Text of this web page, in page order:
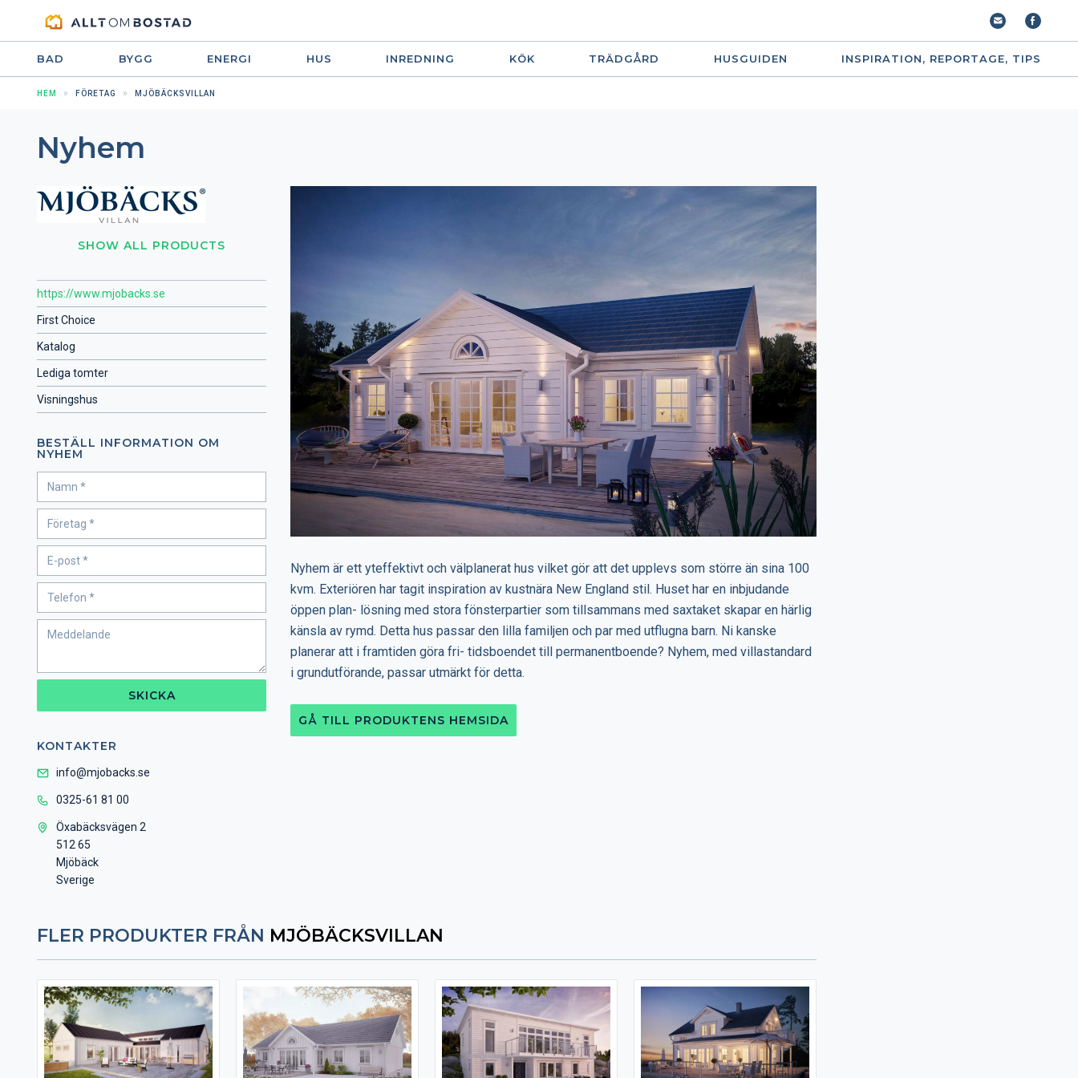
BAD BYGG ENERGI HUS INREDNING KÖK TRÄDGÅRD HUSGUIDEN INSPIRATION, REPORTAGE, TIPS
HEM FÖRETAG MJÖBÄCKSVILLAN
Nyhem
SHOW ALL PRODUCTS
https://www.mjobacks.se
First Choice
Katalog
Lediga tomter
Visningshus
BESTÄLL INFORMATION OM
NYHEM
SKICKA
KONTAKTER
info@mjobacks.se
0325-61 81 00
Öxabäcksvägen 2
512 65
Mjöbäck
Sverige
Nyhem är ett yteffektivt och välplanerat hus vilket gör att det upplevs som större än sina 100
kvm. Exteriören har tagit inspiration av kustnära New England stil. Huset har en inbjudande
öppen plan- lösning med stora fönsterpartier som tillsammans med saxtaket skapar en härlig
känsla av rymd. Detta hus passar den lilla familjen och par med utflugna barn. Ni kanske
planerar att i framtiden göra fri- tidsboendet till permanentboende? Nyhem, med villastandard
i grundutförande, passar utmärkt för detta.
GÅ TILL PRODUKTENS HEMSIDA
FLER PRODUKTER FRÅN MJÖBÄCKSVILLAN